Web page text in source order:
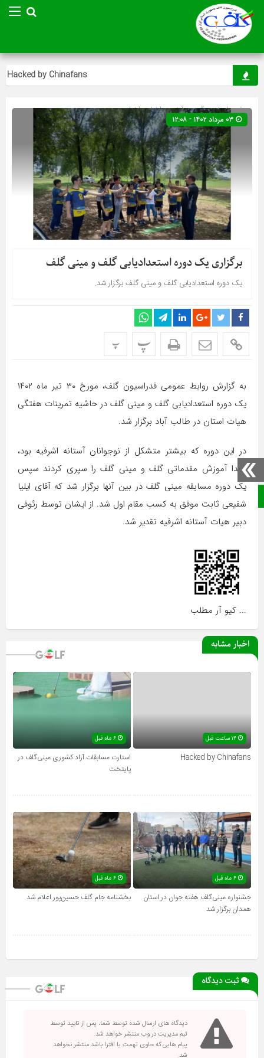
صفحه نخست
Hacked by Chinafans
صفحه اصلی» گروه »آخرین اخبار»اخبار
برگزاری یک دوره استعدادیابی گلف و مینی گلف
یک دوره استعدادیابی گلف و مینی گلف برگزار شد.
پ پ
به گزارش روابط عمومی فدراسیون گلف، مورخ ۳۰ تیر ماه ۱۴۰۲
یک دوره استعدادیابی گلف و مینی گلف در حاشیه تمرینات هفتگی
هیات استان در طالب آباد برگزار شد.
در این دوره که بیشتر متشکل از نوجوانان آستانه اشرفیه بود،
ابتدا آموزش مقدماتی گلف و مینی گلف را سپری کردند سپس
یک دوره مسابقه مینی گلف در بین آنها برگزار شد که آقای ایلیا
شفیعی ثابت موفق به کسب مقام اول شد. از ایشان توسط رئوفی
دبیر هیات آستانه اشرفیه تقدیر شد.
... کیو آر مطلب
اخبار مشابه
۱۴ ساعت قبل
Hacked by Chinafans
استارت مسابقات آزاد کشوری مینی‌گلف در
پایتخت
۶ ماه قبل
جشنواره مینی‌گلف هفته جوان در استان
همدان برگزار شد
بخشنامه جام گلف حسین‌پور اعلام شد
ثبت دیدگاه
دیدگاه های ارسال شده توسط شما، پس از تایید توسط
تیم مدیریت در وب منتشر خواهد شد.
پیام هایی که حاوی تهمت یا افترا باشد منتشر نخواهد
شد.